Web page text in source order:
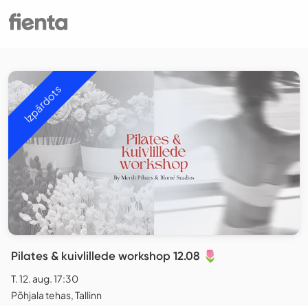
Izpārdots
Pilates & kuivlillede workshop 12.08 🌷
T. 12. aug. 17:30
Põhjala tehas, Tallinn